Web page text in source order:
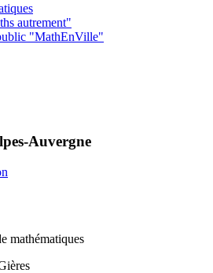
autrement"
"MathEnVille"
Auvergne
mathématiques